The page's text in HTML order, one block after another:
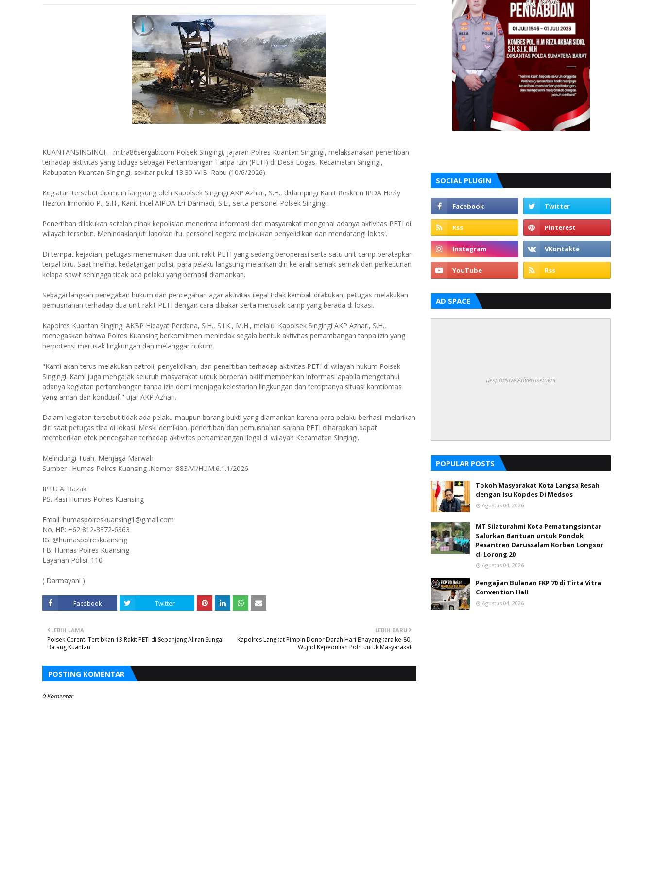
KUANTANSINGINGI,– mitra86sergab.com Polsek Singingi, jajaran Polres Kuantan Singingi, melaksanakan penertiban
terhadap aktivitas yang diduga sebagai Pertambangan Tanpa Izin (PETI) di Desa Logas, Kecamatan Singingi,
Kabupaten Kuantan Singingi, sekitar pukul 13.30 WIB. Rabu (10/6/2026).
Kegiatan tersebut dipimpin langsung oleh Kapolsek Singingi AKP Azhari, S.H., didampingi Kanit Reskrim IPDA Hezly
Hezron Irmondo P., S.H., Kanit Intel AIPDA Eri Darmadi, S.E., serta personel Polsek Singingi.
Penertiban dilakukan setelah pihak kepolisian menerima informasi dari masyarakat mengenai adanya aktivitas PETI di
wilayah tersebut. Menindaklanjuti laporan itu, personel segera melakukan penyelidikan dan mendatangi lokasi.
Di tempat kejadian, petugas menemukan dua unit rakit PETI yang sedang beroperasi serta satu unit camp beratapkan
terpal biru. Saat melihat kedatangan polisi, para pelaku langsung melarikan diri ke arah semak-semak dan perkebunan
kelapa sawit sehingga tidak ada pelaku yang berhasil diamankan.
Sebagai langkah penegakan hukum dan pencegahan agar aktivitas ilegal tidak kembali dilakukan, petugas melakukan
pemusnahan terhadap dua unit rakit PETI dengan cara dibakar serta merusak camp yang berada di lokasi.
Kapolres Kuantan Singingi AKBP Hidayat Perdana, S.H., S.I.K., M.H., melalui Kapolsek Singingi AKP Azhari, S.H.,
menegaskan bahwa Polres Kuansing berkomitmen menindak segala bentuk aktivitas pertambangan tanpa izin yang
berpotensi merusak lingkungan dan melanggar hukum.
"Kami akan terus melakukan patroli, penyelidikan, dan penertiban terhadap aktivitas PETI di wilayah hukum Polsek
Singingi. Kami juga mengajak seluruh masyarakat untuk berperan aktif memberikan informasi apabila mengetahui
adanya kegiatan pertambangan tanpa izin demi menjaga kelestarian lingkungan dan terciptanya situasi kamtibmas
yang aman dan kondusif," ujar AKP Azhari.
Dalam kegiatan tersebut tidak ada pelaku maupun barang bukti yang diamankan karena para pelaku berhasil melarikan
diri saat petugas tiba di lokasi. Meski demikian, penertiban dan pemusnahan sarana PETI diharapkan dapat
memberikan efek pencegahan terhadap aktivitas pertambangan ilegal di wilayah Kecamatan Singingi.
Melindungi Tuah, Menjaga Marwah
Sumber : Humas Polres Kuansing .Nomer :883/VI/HUM.6.1.1/2026
IPTU A. Razak
PS. Kasi Humas Polres Kuansing
Email: humaspolreskuansing1@gmail.com
No. HP: +62 812-3372-6363
IG: @humaspolreskuansing
FB: Humas Polres Kuansing
Layanan Polisi: 110.
( Darmayani )
Facebook Twitter
LEBIH BARU
Kapolres Langkat Pimpin Donor Darah Hari Bhayangkara ke-80,
Wujud Kepedulian Polri untuk Masyarakat
LEBIH LAMA
Polsek Cerenti Tertibkan 13 Rakit PETI di Sepanjang Aliran Sungai
Batang Kuantan
POSTING KOMENTAR
0 Komentar
SOCIAL PLUGIN
AD SPACE
Responsive Advertisement
POPULAR POSTS
Tokoh Masyarakat Kota Langsa Resah
dengan Isu Kopdes Di Medsos
Agustus 04, 2026
MT Silaturahmi Kota Pematangsiantar
Salurkan Bantuan untuk Pondok
Pesantren Darussalam Korban Longsor
di Lorong 20
Agustus 04, 2026
Pengajian Bulanan FKP 70 di Tirta Vitra
Convention Hall
Agustus 04, 2026